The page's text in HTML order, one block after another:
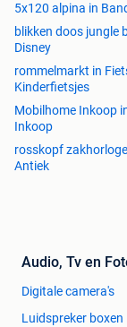
5x120 alpina in
blikken doos jungle
Disney
rommelmarkt in
Kinderfietsjes
Mobilhome Inkoop
Inkoop
rosskopf
Antiek
Audio, Tv en
Digitale camera's
Luidspreker boxen